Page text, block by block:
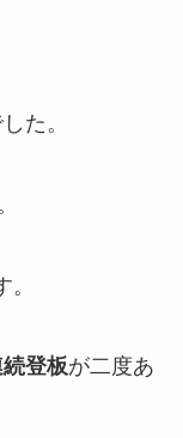
た。
。
登板が二度あ